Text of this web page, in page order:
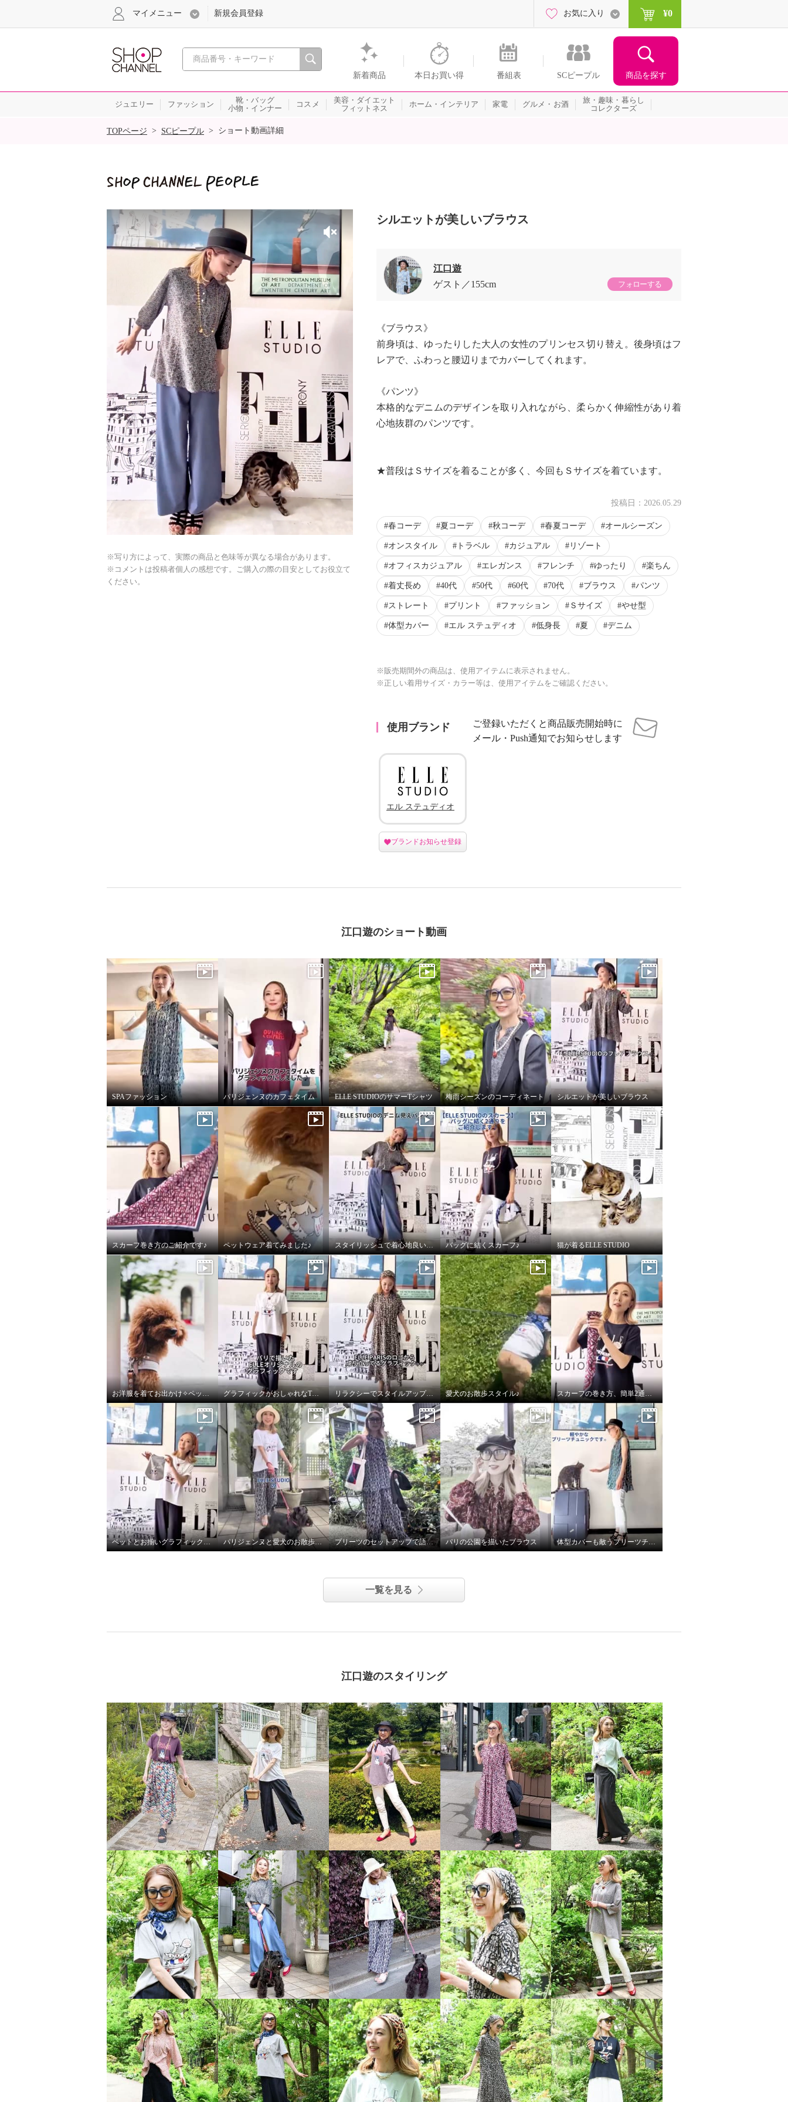
心おどる、瞬間を。通販・テレビショッピングのショップチャンネル
新着商品 本日お買い得 番組表 SCピープル 商品を探す
マイメニュー 新規会員登録 お気に入り ¥0
ジュエリー ファッション
靴・バッグ
小物・インナー
コスメ
美容・ダイエット
フィットネス
ホーム・インテリア 家電 グルメ・お酒
旅・趣味・暮らし
コレクターズ
SALE
TOPページ > SCピープル > ショート動画詳細
×
※写り方によって、実際の商品と色味等が異なる場合があります。
※コメントは投稿者個人の感想です。ご購入の際の目安としてお役立て
ください。
シルエットが美しいブラウス
江口遊
ゲスト
155cm フォローする
《ブラウス》
前身頃は、ゆったりした大人の女性のプリンセス切り替え。後身頃はフ
レアで、ふわっと腰辺りまでカバーしてくれます。
《パンツ》
本格的なデニムのデザインを取り入れながら、柔らかく伸縮性があり着
心地抜群のパンツです。
★普段はＳサイズを着ることが多く、今回もＳサイズを着ています。
投稿日： 2026.05.29
春コーデ 夏コーデ 秋コーデ 春夏コーデ オールシーズン
オンスタイル トラベル カジュアル リゾート
オフィスカジュアル エレガンス フレンチ ゆったり 楽ちん
着丈長め 40代 50代 60代 70代 ブラウス パンツ
ストレート プリント ファッション Ｓサイズ やせ型
体型カバー エル ステュディオ 低身長 夏 デニム
※販売期間外の商品は、使用アイテムに表示されません。
※正しい着用サイズ・カラー等は、使用アイテムをご確認ください。
使用ブランド
ご登録いただくと商品販売開始時に
メール・Push通知でお知らせします
エル ステュディオ
ブランドお知らせ登録
江口遊のショート動画
SPAファッション パリジェンヌのカフェタイム ELLE STUDIOのサマーTシャツ 梅雨シーズンのコーディネート シルエットが美しいブラウス
スカーフ巻き方のご紹介です♪ ペットウェア着てみました♪ スタイリッシュで着心地良いデニムパンツ バッグに結くスカーフ♪ 猫が着るELLE STUDIO
お洋服を着てお出かけ✧ペットウェア✧ グラフィックがおしゃれなTシャツ リラクシーでスタイルアップしてくれるワンピース♪ 愛犬のお散歩スタイル♪ スカーフの巻き方、簡単2通りです♪
ペットとお揃いグラフィックTシャツ♪ パリジェンヌと愛犬のお散歩スタイル プリーツのセットアップで語学レッスンへ♪ パリの公園を描いたブラウス 体型カバーも敵うプリーツチュニック
一覧を見る
江口遊のスタイリング